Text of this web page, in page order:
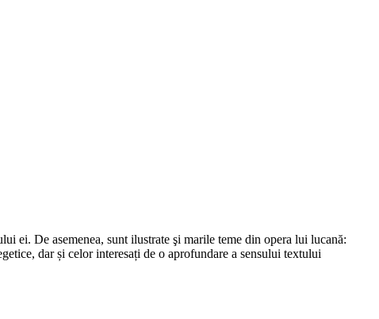
ei. De asemenea, sunt ilustrate şi marile teme din opera lui lucană:
dar și celor interesați de o aprofundare a sensului textului